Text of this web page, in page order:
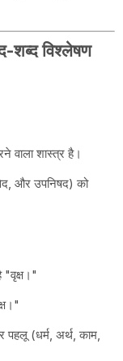
शब्द विश्लेषण
वाला शास्त्र है।
और उपनिषद) को
पहलू (धर्म, अर्थ, काम,